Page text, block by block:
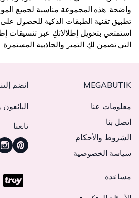
واضحة. هذه المجموعة مناسبة لجميع
تطبيق تقنية الطبقات الذكية للحصول على
التي تضمن لكِ التميز والجاذبية المستمرة.
MEGABUTIK
معلومات عنا
اتصل بنا
الشروط والأحكام
سياسة الخصوصية
انضم
البائعون
تابعنا
مساعدة